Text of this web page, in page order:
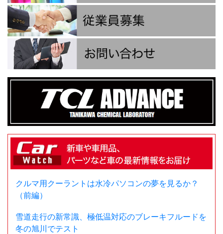
クルマ用クーラントは水冷パソコンの夢を見るか？
（前編）
雪道走行の新常識、極低温対応のブレーキフルードを
冬の旭川でテスト